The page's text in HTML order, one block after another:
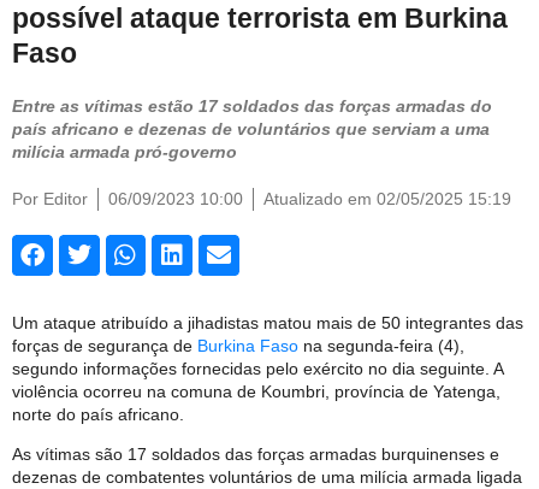
possível ataque terrorista em Burkina
Faso
Entre as vítimas estão 17 soldados das forças armadas do
país africano e dezenas de voluntários que serviam a uma
milícia armada pró-governo
Por Editor 06/09/2023 10:00 Atualizado em 02/05/2025 15:19
Um ataque atribuído a jihadistas matou mais de 50 integrantes das
forças de segurança de Burkina Faso na segunda-feira (4),
segundo informações fornecidas pelo exército no dia seguinte. A
violência ocorreu na comuna de Koumbri, província de Yatenga,
norte do país africano.
As vítimas são 17 soldados das forças armadas burquinenses e
dezenas de combatentes voluntários de uma milícia armada ligada